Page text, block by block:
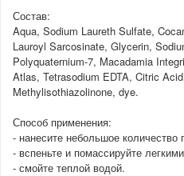
Состав:
Aqua, Sodium Laureth Sulfate,
Lauroyl Sarcosinate, Glycerin,
Polyquaternium-7, Macadamia
Atlas, Tetrasodium EDTA, Citric
Methylisothiazolinone, dye.
Способ применения:
- нанесите небольшое
- вспеньте и помассируйте
- смойте теплой водой.